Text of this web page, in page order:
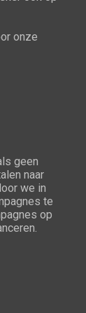
onze
geen
naar
we in
te
op